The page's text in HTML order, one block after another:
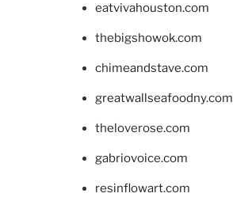
eatvivahouston.com
thebigshowok.com
chimeandstave.com
greatwallseafoodny.com
theloverose.com
gabriovoice.com
resinflowart.com